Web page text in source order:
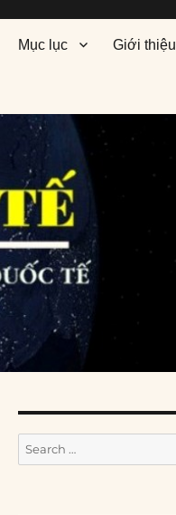
Mục lục Giới thiệu
Search
for: